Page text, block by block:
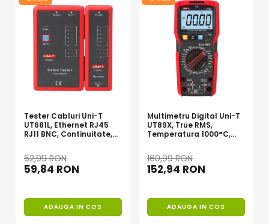
Invertoare Tensiune
Roboti Pornire Auto
Statii de incarcare vehicule
electrice
UPS Centrale Termice
Stabilizatoare Tensiune
Instrumente de masura
Clampmetre
Detectoare
Tahometre
Tester Cabluri Uni-T
UT681L, Ethernet RJ45
RJ11 BNC, Continuitate,
62,99 RON
59,84 RON
ADAUGA IN COS
Multimetru Digital Uni-T
UT89X, True RMS,
Temperatura 1000°C,
160,99 RON
152,94 RON
ADAUGA IN COS